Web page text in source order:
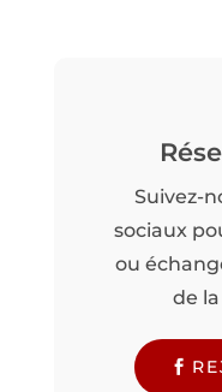
Suivez-
sociaux
ou
de